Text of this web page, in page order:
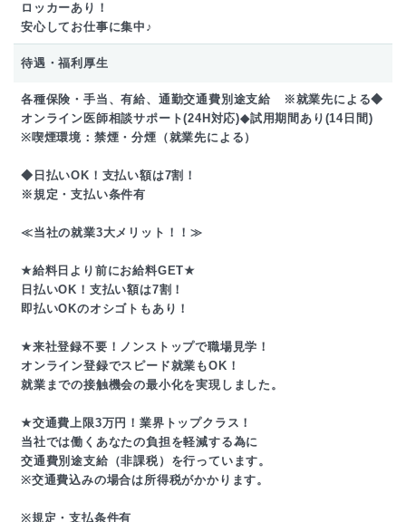
ロッカーあり！
安心してお仕事に集中♪
待遇・福利厚生
各種保険・手当、有給、通勤交通費別途支給 ※就業先による◆
オンライン医師相談サポート(24H対応)◆試用期間あり(14日間)
※喫煙環境：禁煙・分煙（就業先による）
◆日払いOK！支払い額は7割！
※規定・支払い条件有
≪当社の就業3大メリット！！≫
★給料日より前にお給料GET★
日払いOK！支払い額は7割！
即払いOKのオシゴトもあり！
★来社登録不要！ノンストップで職場見学！
オンライン登録でスピード就業もOK！
就業までの接触機会の最小化を実現しました。
★交通費上限3万円！業界トップクラス！
当社では働くあなたの負担を軽減する為に
交通費別途支給（非課税）を行っています。
※交通費込みの場合は所得税がかかります。
※規定・支払条件有